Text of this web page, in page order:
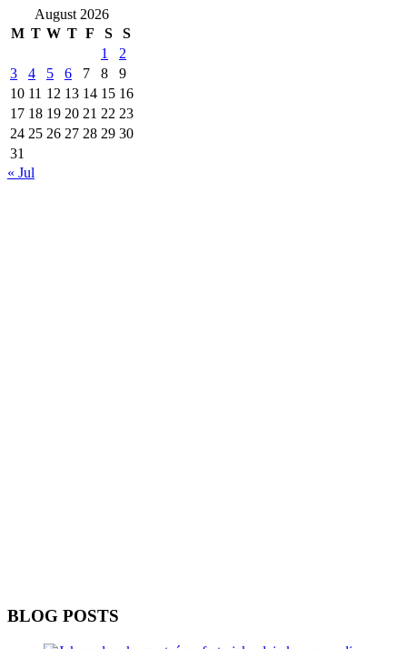
August 2026
M T W T F S
S
1
2
3
4 5 6 7 8
9
10 11 12 13 14 15 16
17 18 19 20 21 22 23
24 25 26 27 28 29 30
31
« Jul
BLOG POSTS